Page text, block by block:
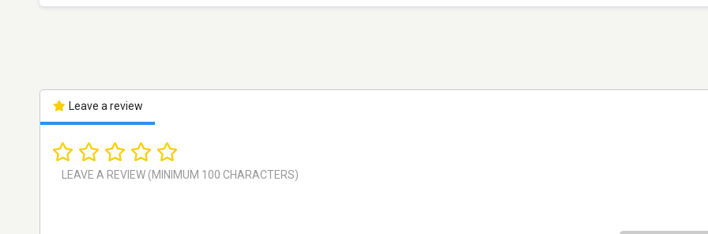
Leave a review